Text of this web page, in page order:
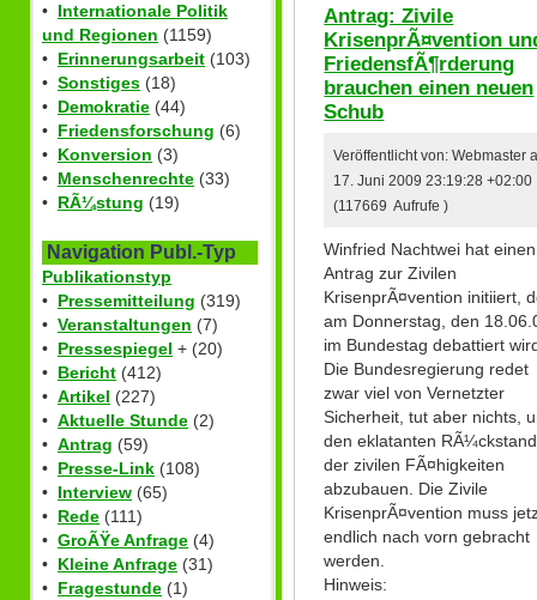
• Internationale Politik
und Regionen (1159)
• Erinnerungsarbeit (103)
• Sonstiges (18)
• Demokratie (44)
• Friedensforschung (6)
• Konversion (3)
• Menschenrechte (33)
• RÃ¼stung (19)
Navigation Publ.-Typ
Publikationstyp
• Pressemitteilung (319)
• Veranstaltungen (7)
• Pressespiegel + (20)
• Bericht (412)
• Artikel (227)
• Aktuelle Stunde (2)
• Antrag (59)
• Presse-Link (108)
• Interview (65)
• Rede (111)
• GroÃŸe Anfrage (4)
• Kleine Anfrage (31)
• Fragestunde (1)
Antrag: Zivile
KrisenprÃ¤vention
FriedensfÃ¶rderung
brauchen einen neuen
Schub
Veröffentlicht von: Webmaster
17. Juni 2009 23:19:28 +02:00
(117669 Aufrufe )
Winfried Nachtwei hat einen
Antrag zur Zivilen
KrisenprÃ¤vention initiiert,
am Donnerstag, den
im Bundestag debattiert
Die Bundesregierung redet
zwar viel von Vernetzter
Sicherheit, tut aber nichts,
den eklatanten RÃ¼ckstand
der zivilen FÃ¤higkeiten
abzubauen. Die Zivile
KrisenprÃ¤vention muss
endlich nach vorn gebracht
werden.
Hinweis: